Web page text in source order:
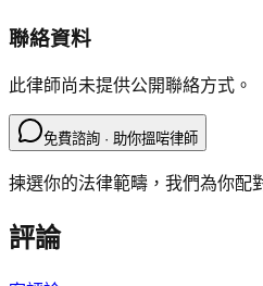
聯絡資料
此律師尚未提供公開聯絡方式。
免費諮詢 · 助你搵啱律師
揀選你的法律範疇，我們為你配
評論